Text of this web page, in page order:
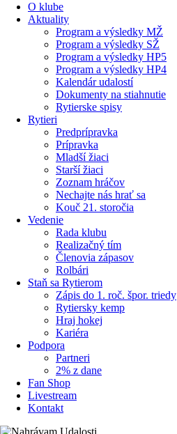
O klube
Aktuality
Program a výsledky MŽ
Program a výsledky SŽ
Program a výsledky HP5
Program a výsledky HP4
Kalendár udalostí
Dokumenty na stiahnutie
Rytierske spisy
Rytieri
Predprípravka
Prípravka
Mladší žiaci
Starší žiaci
Zoznam hráčov
Nechajte nás hrať sa
Kouč 21. storočia
Vedenie
Rada klubu
Realizačný tím
Členovia zápasov
Rolbári
Staň sa Rytierom
Zápis do 1. roč. špor. triedy
Rytiersky kemp
Hraj hokej
Kariéra
Podpora
Partneri
2% z dane
Fan Shop
Livestream
Kontakt